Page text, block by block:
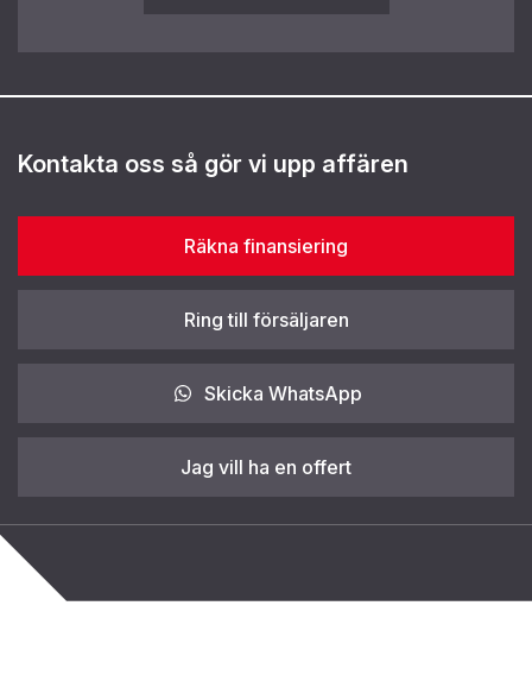
Kontakta oss så gör vi upp affären
Räkna finansiering
Ring till försäljaren
Skicka WhatsApp
Jag vill ha en offert